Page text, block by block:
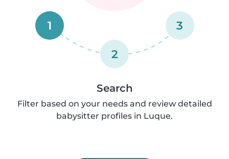
1
2
3
Search
Filter based on your needs and review detailed
babysitter profiles in Luque.